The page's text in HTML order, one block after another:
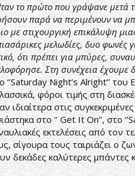
το πρώτο που γράψανε μετά
παρά να περιμένουν να
με στιχουργική επικάλυψη
μελωδίες, δυο φωνές
ότι πρέπει για μπύρες,
Στη συνέχεια έχουμε
Night’s Alright’’ του
φόροι τιμής στη
ιδιαίτερα στις συγκεκριμένες
στο ‘’ Get It On’’, στο
εκτελέσεις από τον
σίγουρα τους ταιριάζει ο
δεκάδες καλύτερες μπάντες